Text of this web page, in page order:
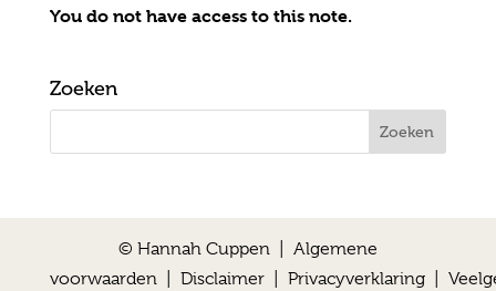
You do not have access to this note.
Zoeken
© Hannah Cuppen | Algemene
voorwaarden| Disclaimer| Privacyverklaring|